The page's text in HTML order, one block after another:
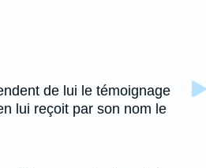
de lui le témoignage
lui reçoit par son nom le